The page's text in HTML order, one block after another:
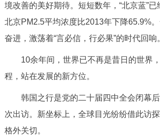
境改善的美好期待。短短数年，“北京蓝”已
北京PM2.5平均浓度比2013年下降65.9%
奋进，激荡着“言必信，行必果”的时代回响
10余年间，世界已不再是昔日的世界
程，站在发展的新方位。
韩国之行是党的二十届四中全会闭幕
次出访。新坐标上，全球目光纷纷借此访
格外关切。